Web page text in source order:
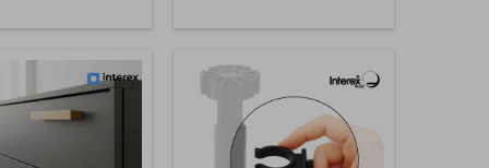
Seine
breit und 26 mm
- machen ihn zu
stilvollen und
funktionalen
gleichzeitig für einen
in mehreren Größen
erhältlich, sodass Sie ihn
einfach mit Schubladen
und...